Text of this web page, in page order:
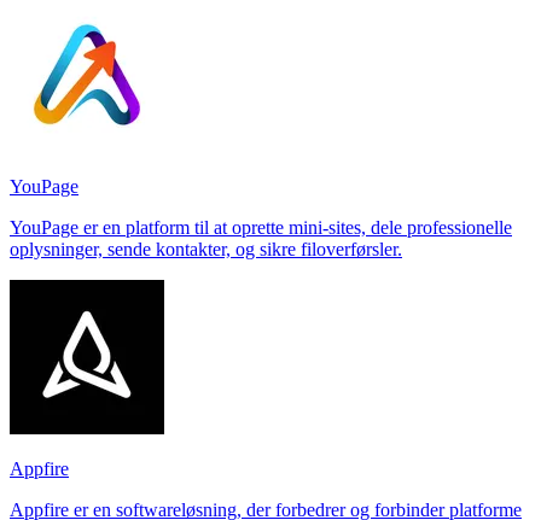
YouPage
YouPage er en platform til at oprette mini-sites, dele professionelle
oplysninger, sende kontakter, og sikre filoverførsler.
Appfire
Appfire er en softwareløsning, der forbedrer og forbinder platforme